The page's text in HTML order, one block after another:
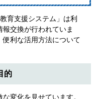
育支援システム」は利
交換が行われていま
利な活用方法について
的
変化を見せています。